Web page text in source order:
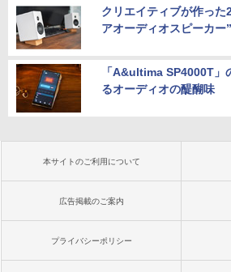
クリエイティブが作った
アオーディオスピーカー”
「A&ultima SP4000T」
るオーディオの醍醐味
本サイトのご利用について
広告掲載のご案内
プライバシーポリシー